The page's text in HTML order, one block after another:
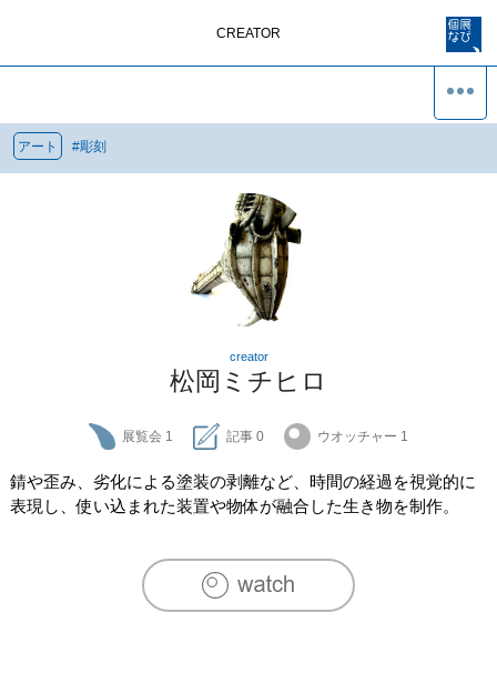
CREATOR
アート #彫刻
creator
松岡ミチヒロ
展覧会 1 記事 0 ウオッチャー 1
錆や歪み、劣化による塗装の剥離など、時間の経過を視覚的に
表現し、使い込まれた装置や物体が融合した生き物を制作。